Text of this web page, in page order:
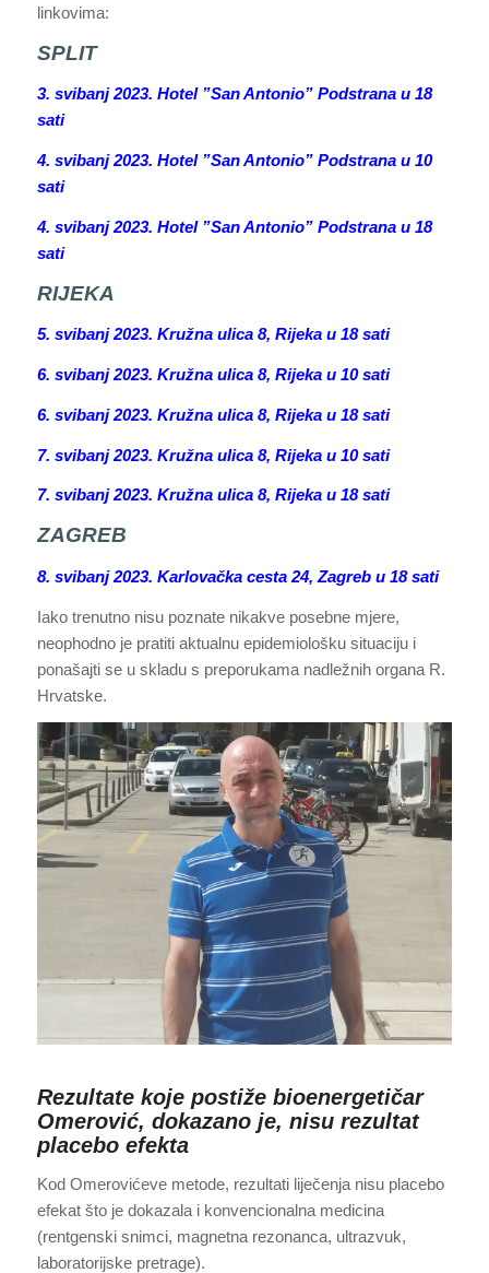
linkovima:
SPLIT
3. svibanj 2023. Hotel ”San Antonio” Podstrana u 18
sati
4. svibanj 2023. Hotel ”San Antonio” Podstrana u 10
sati
4. svibanj 2023. Hotel ”San Antonio” Podstrana u 18
sati
RIJEKA
5. svibanj 2023. Kružna ulica 8, Rijeka u 18 sati
6. svibanj 2023. Kružna ulica 8, Rijeka u 10 sati
6. svibanj 2023. Kružna ulica 8, Rijeka u 18 sati
7. svibanj 2023. Kružna ulica 8, Rijeka u 10 sati
7. svibanj 2023. Kružna ulica 8, Rijeka u 18 sati
ZAGREB
8. svibanj 2023. Karlovačka cesta 24, Zagreb u 18 sati
Iako trenutno nisu poznate nikakve posebne mjere,
neophodno je pratiti aktualnu epidemiološku situaciju i
ponašajti se u skladu s preporukama nadležnih organa R.
Hrvatske.
Rezultate koje postiže bioenergetičar
Omerović, dokazano je, nisu rezultat
placebo efekta
Kod Omerovićeve metode, rezultati liječenja nisu placebo
efekat što je dokazala i konvencionalna medicina
(rentgenski snimci, magnetna rezonanca, ultrazvuk,
laboratorijske pretrage).